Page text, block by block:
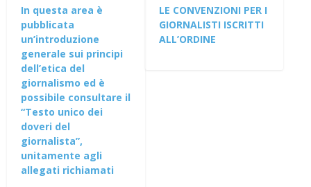
In questa area è
pubblicata
un’introduzione
generale sui principi
dell’etica del
giornalismo ed è
possibile consultare il
“Testo unico dei
doveri del
giornalista”,
unitamente agli
allegati richiamati
LE CONVENZIONI PER I
GIORNALISTI ISCRITTI
ALL’ORDINE